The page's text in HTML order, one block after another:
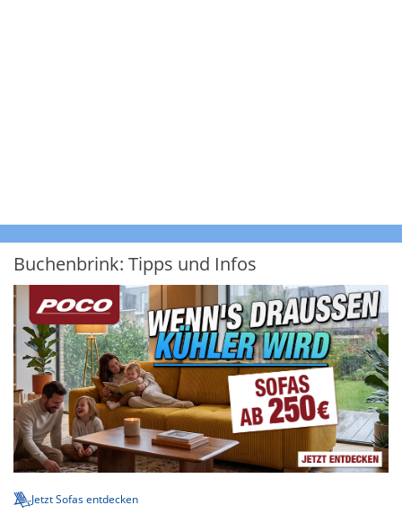
Buchenbrink: Tipps und Infos
Jetzt Sofas entdecken